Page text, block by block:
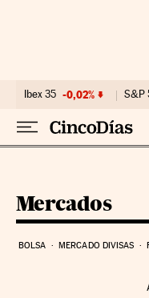
Ibex 35 -0,02% S&P
Mercados
BOLSA MERCADO DIVISAS